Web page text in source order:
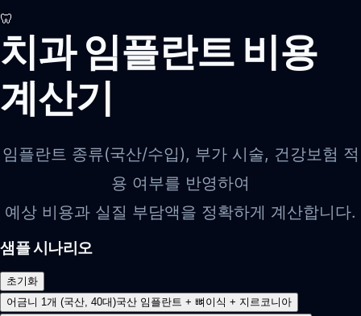
🦷
치과 임플란트 비용
계산기
임플란트 종류(국산/수입), 부가 시술, 건강보험 적
용 여부를 반영하여
예상 비용과 실질 부담액을 정확하게 계산합니다.
샘플 시나리오
초기화
어금니 1개 (국산, 40대)국산 임플란트 + 뼈이식 + 지르코니아